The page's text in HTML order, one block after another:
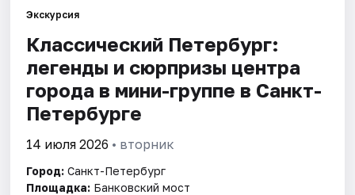
Города
Площадки
Артисты
Рейтинги
Экскурсия
Классический Петербург:
легенды и сюрпризы центра
города в мини-группе в Санкт-
Петербурге
14 июля 2026 • вторник
Город: Санкт-Петербург
Площадка: Банковский мост